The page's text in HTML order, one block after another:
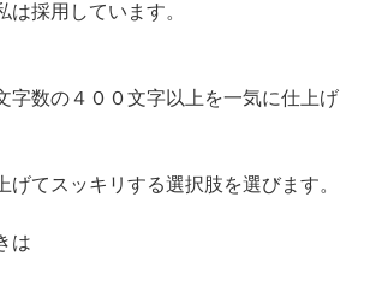
は採用しています。
字数の４００文字以上を一気に仕上げ
げてスッキリする選択肢を選びます。
は